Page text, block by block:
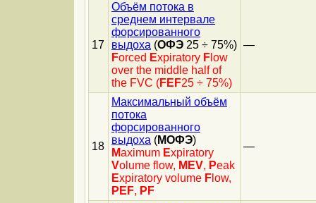
17
Объём потока в
среднем интервале
форсированного
выдоха (ОФЭ 25 ÷ 75%)
Forced Expiratory F low
over the middle half of
the FVC (FEF25 ÷ 75%)
—
18
Максимальный объём
потока
форсированного
выдоха (МОФЭ)
Maximum Expiratory
Volume flow, MEV, Peak
Expiratory volume F low,
PEF, PF
—